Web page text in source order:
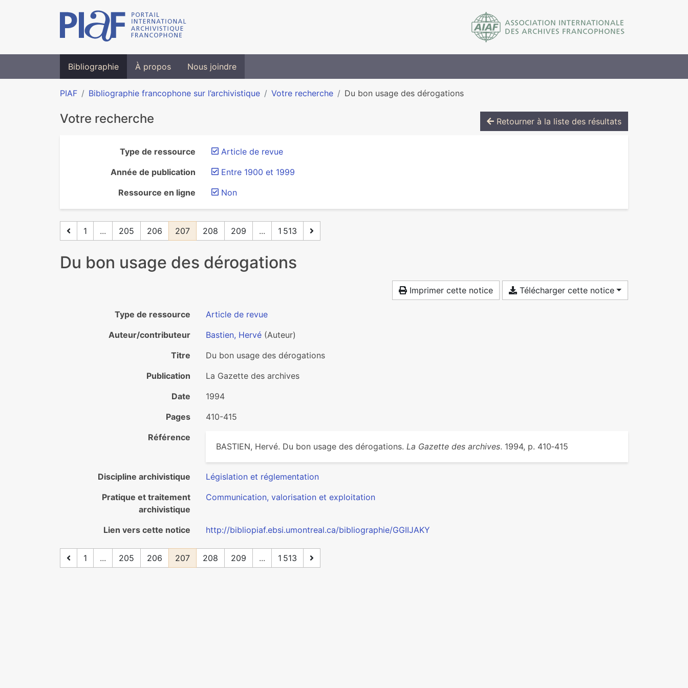
Bibliographie À propos Nous joindre
PIAF Bibliographie francophone sur l’archivistique Votre recherche Du bon usage des dérogations
Votre recherche Retourner à la liste des résultats
Type de ressource
Article de revue
Année de publication
Entre 1900 et 1999
Ressource en ligne
Non
1 ... 205 206 207 208 209 ... 1 513
Du bon usage des dérogations
Imprimer cette notice Télécharger cette notice
Type de ressource
Article de revue
Auteur/contributeur
Bastien, Hervé (Auteur)
Titre
Du bon usage des dérogations
Publication
La Gazette des archives
Date
1994
Pages
410-415
Référence
BASTIEN, Hervé. Du bon usage des dérogations. La Gazette des archives. 1994, p. 410‑415
Discipline archivistique
Législation et réglementation
Pratique et traitement
archivistique
Communication, valorisation et exploitation
Lien vers cette notice http://bibliopiaf.ebsi.umontreal.ca/bibliographie/GGIIJAKY
1 ... 205 206 207 208 209 ... 1 513